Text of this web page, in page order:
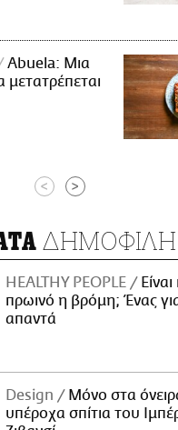
Abuela: Μια
μετατρέπεται
< >
ΔΗΜΟΦΙΛΗ
HEALTHY PEOPLE
πρωινό η βρόμη; Ένας
απαντά
Design
Μόνο στα
υπέροχα σπίτια του